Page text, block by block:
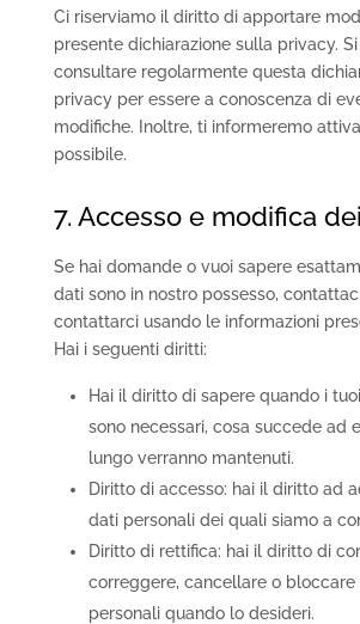
Ci riserviamo il diritto di apportare
presente dichiarazione sulla privacy.
consultare regolarmente questa
privacy per essere a conoscenza di
modifiche. Inoltre, ti informeremo
possibile.
7. Accesso e modifica
Se hai domande o vuoi sapere
dati sono in nostro possesso,
contattarci usando le informazioni
Hai i seguenti diritti:
Hai il diritto di sapere quando i
sono necessari, cosa succede ad
lungo verranno mantenuti.
Diritto di accesso: hai il diritto ad
dati personali dei quali siamo a
Diritto di rettifica: hai il diritto di
correggere, cancellare o bloccare
personali quando lo desideri.